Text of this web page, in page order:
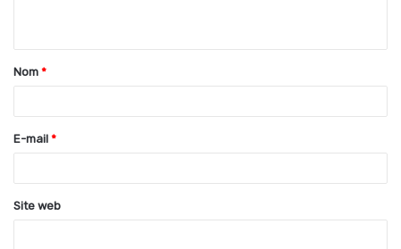
t
a
e
*
Nom *
E-mail *
Site web